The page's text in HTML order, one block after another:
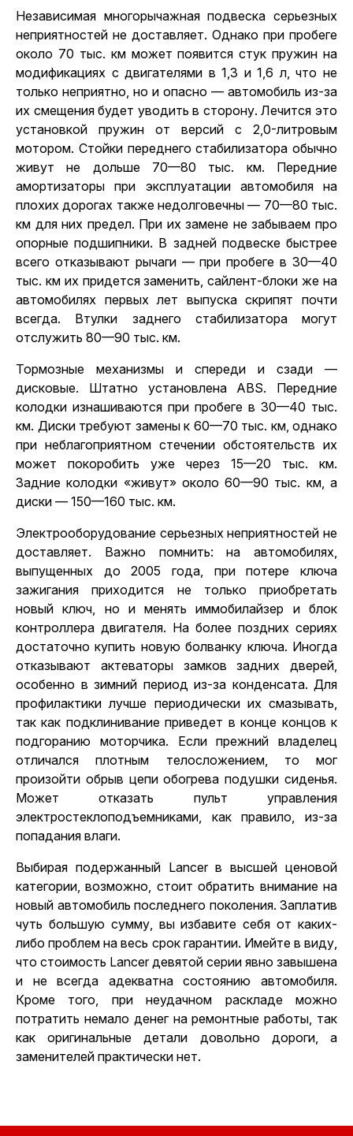
Независимая многорычажная подвеска серьезных
неприятностей не доставляет. Однако при пробеге
около 70 тыс. км может появится стук пружин на
модификациях с двигателями в 1,3 и 1,6 л, что не
только неприятно, но и опасно — автомобиль из-за
их смещения будет уводить в сторону. Лечится это
установкой пружин от версий с 2,0-литровым
мотором. Стойки переднего стабилизатора обычно
живут не дольше 70—80 тыс. км. Передние
амортизаторы при эксплуатации автомобиля на
плохих дорогах также недолговечны — 70—80 тыс.
км для них предел. При их замене не забываем про
опорные подшипники. В задней подвеске быстрее
всего отказывают рычаги — при пробеге в 30—40
тыс. км их придется заменить, сайлент-блоки же на
автомобилях первых лет выпуска скрипят почти
всегда. Втулки заднего стабилизатора могут
отслужить 80—90 тыс. км.
Тормозные механизмы и спереди и сзади —
дисковые. Штатно установлена ABS. Передние
колодки изнашиваются при пробеге в 30—40 тыс.
км. Диски требуют замены к 60—70 тыс. км, однако
при неблагоприятном стечении обстоятельств их
может покоробить уже через 15—20 тыс. км.
Задние колодки «живут» около 60—90 тыс. км, а
диски — 150—160 тыс. км.
Электрооборудование серьезных неприятностей не
доставляет. Важно помнить: на автомобилях,
выпущенных до 2005 года, при потере ключа
зажигания приходится не только приобретать
новый ключ, но и менять иммобилайзер и блок
контроллера двигателя. На более поздних сериях
достаточно купить новую болванку ключа. Иногда
отказывают актеваторы замков задних дверей,
особенно в зимний период из-за конденсата. Для
профилактики лучше периодически их смазывать,
так как подклинивание приведет в конце концов к
подгоранию моторчика. Если прежний владелец
отличался плотным телосложением, то мог
произойти обрыв цепи обогрева подушки сиденья.
Может отказать пульт управления
электростеклоподъемниками, как правило, из-за
попадания влаги.
Выбирая подержанный Lancer в высшей ценовой
категории, возможно, стоит обратить внимание на
новый автомобиль последнего поколения. Заплатив
чуть большую сумму, вы избавите себя от каких-
либо проблем на весь срок гарантии. Имейте в виду,
что стоимость Lancer девятой серии явно завышена
и не всегда адекватна состоянию автомобиля.
Кроме того, при неудачном раскладе можно
потратить немало денег на ремонтные работы, так
как оригинальные детали довольно дороги, а
заменителей практически нет.